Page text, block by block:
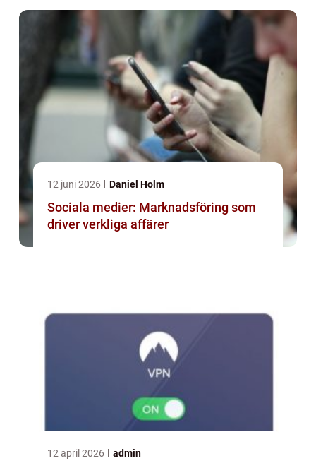
12 juni 2026 Daniel Holm
Sociala medier: Marknadsföring som
driver verkliga affärer
12 april 2026 admin